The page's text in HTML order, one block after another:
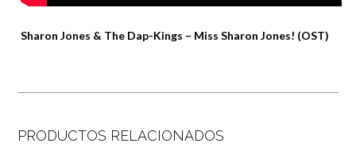
Sharon Jones & The Dap-Kings – Miss Sharon Jones! (OST)
PRODUCTOS RELACIONADOS